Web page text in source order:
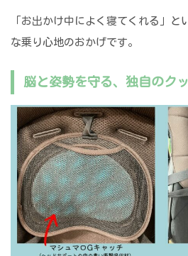
「お出かけ中によく寝てくれる」と
な乗り心地のおかげです。
脳と姿勢を守る、独自のク